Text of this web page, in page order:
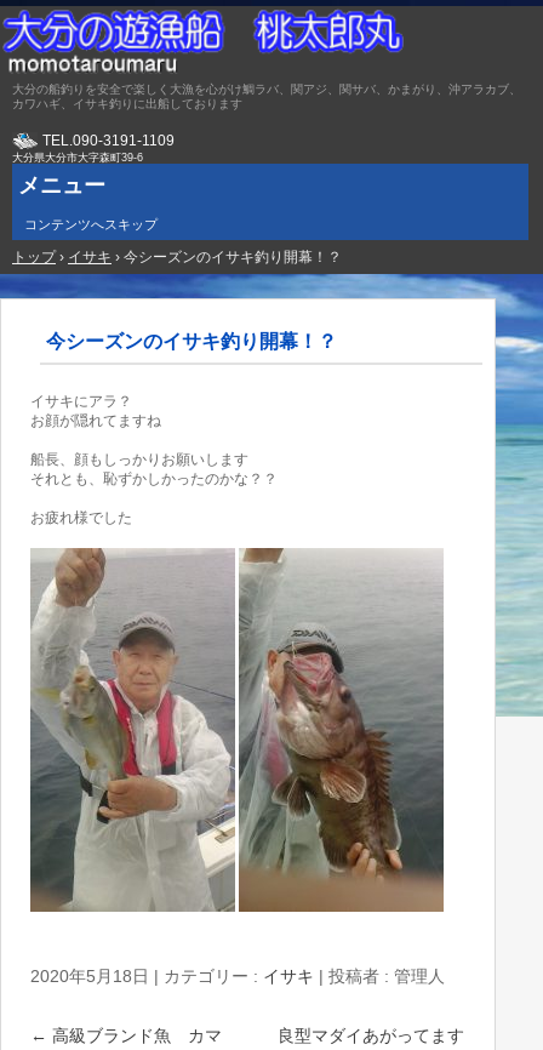
大分の船釣りを安全で楽しく大漁を心がけ鯛ラバ、関アジ、関サバ、かまがり、沖アラカブ、
カワハギ、イサキ釣りに出船しております
TEL.090-3191-1109
大分県大分市大字森町39-6
メニュー
コンテンツへスキップ
トップ › イサキ › 今シーズンのイサキ釣り開幕！？
今シーズンのイサキ釣り開幕！？
イサキにアラ？
お顔が隠れてますね
船長、顔もしっかりお願いします
それとも、恥ずかしかったのかな？？
お疲れ様でした
2020年5月18日 | カテゴリー : イサキ |投稿者 : 管理人
← 高級ブランド魚 カマ
良型マダイあがってます